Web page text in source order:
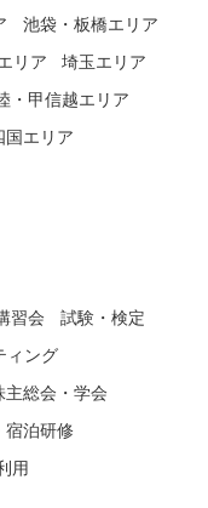
池袋・板橋エリア
リア 埼玉エリア
・甲信越エリア
国エリア
習会
試験・検定
ィング
主総会・学会
宿泊研修
用